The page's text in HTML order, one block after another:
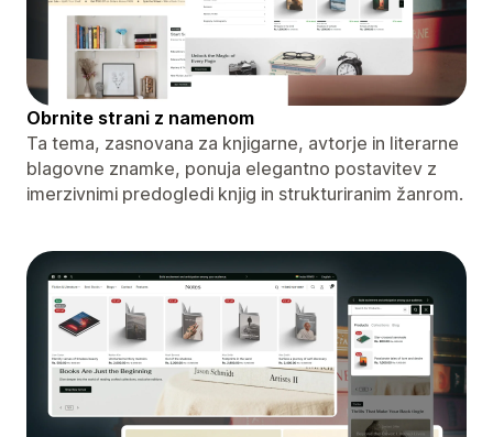
Obrnite strani z namenom
Ta tema, zasnovana za knjigarne, avtorje in literarne
blagovne znamke, ponuja elegantno postavitev z
imerzivnimi predogledi knjig in strukturiranim žanrom.